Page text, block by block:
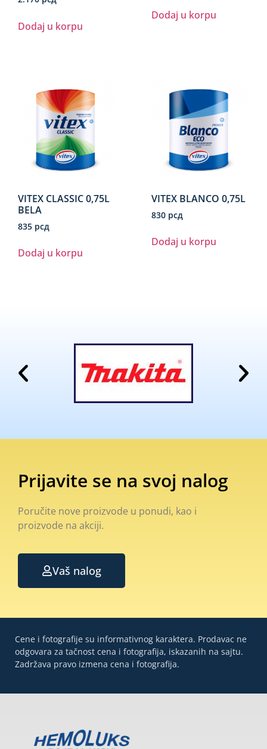
Dodaj u korpu
Dodaj u korpu
VITEX CLASSIC 0,75L
BELA
835 рсд
Dodaj u korpu
VITEX BLANCO 0,75L
830 рсд
Dodaj u korpu
Prijavite se na svoj nalog
Poručite nove proizvode u ponudi, kao i
proizvode na akciji.
Vaš nalog
Cene i fotografije su informativnog karaktera. Prodavac ne
odgovara za tačnost cena i fotografija, iskazanih na sajtu.
Zadržava pravo izmena cena i fotografija.